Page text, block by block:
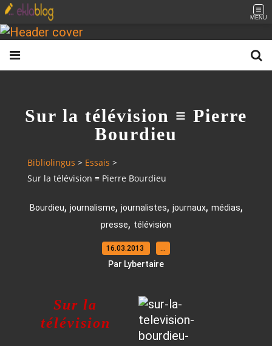
MENU
Sur la télévision ≡ Pierre
Bourdieu
Bibliolingus > Essais >
Sur la télévision ≡ Pierre Bourdieu
Bourdieu, journalisme, journalistes, journaux, médias,
presse, télévision
16.03.2013 …
Par Lybertaire
Sur la
télévision